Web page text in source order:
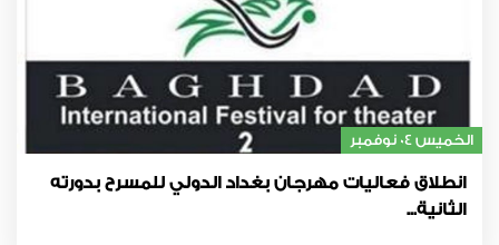
الخميس 04 نوفمبر
انطلاق فعاليات مهرجان بغداد الدولي للمسرح بدورته
الثانية...